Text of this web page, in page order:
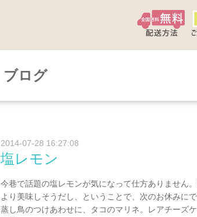
ブログ
2014-07-28 16:27:08
塩レモン
今巷で話題の塩レモンが気になって仕方ありません
より美味しそうだし、ということで、次のお休みに
蒸し鳥のつけあわせに、タコのマリネ。レアチーズ